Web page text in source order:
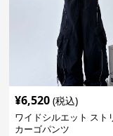
¥6,520 (税込)
ワイドシルエット スト
カーゴパンツ